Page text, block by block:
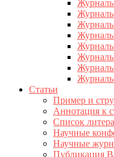
Статьи
Пример и
Аннотация к
Список
Научные
Научные
Публикация